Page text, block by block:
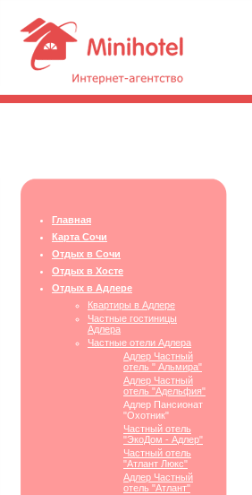
Главная
Карта Сочи
Отдых в Сочи
Отдых в Хосте
Отдых в Адлере
Квартиры в Адлере
Частные гостиницы
Адлера
Частные отели Адлера
Адлер Частный
отель " Альмира"
Адлер Частный
отель "Адельфия"
Адлер Пансионат
"Охотник"
Частный отель
"ЭкоДом - Адлер"
Частный отель
"Атлант Люкс"
Адлер Частный
отель "Атлант"